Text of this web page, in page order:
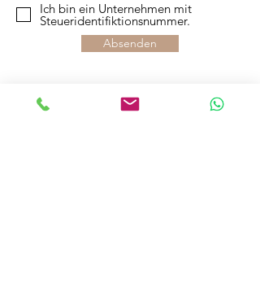
Ich bin ein Unternehmen mit
Steueridentifiktionsnummer.
Absenden